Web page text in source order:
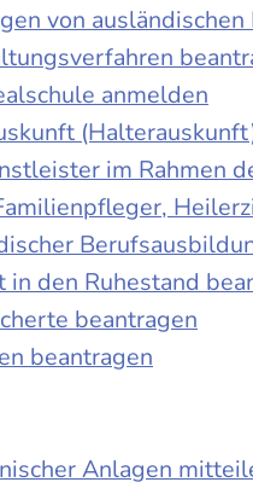
von
anmelden
im Rahmen
den Ruhestand
beantragen
beantragen
Anlagen